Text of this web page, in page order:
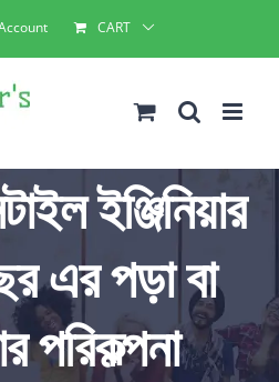
CART
ইঞ্জিনিয়ার
এর পড়া বা
পরিকল্পনা